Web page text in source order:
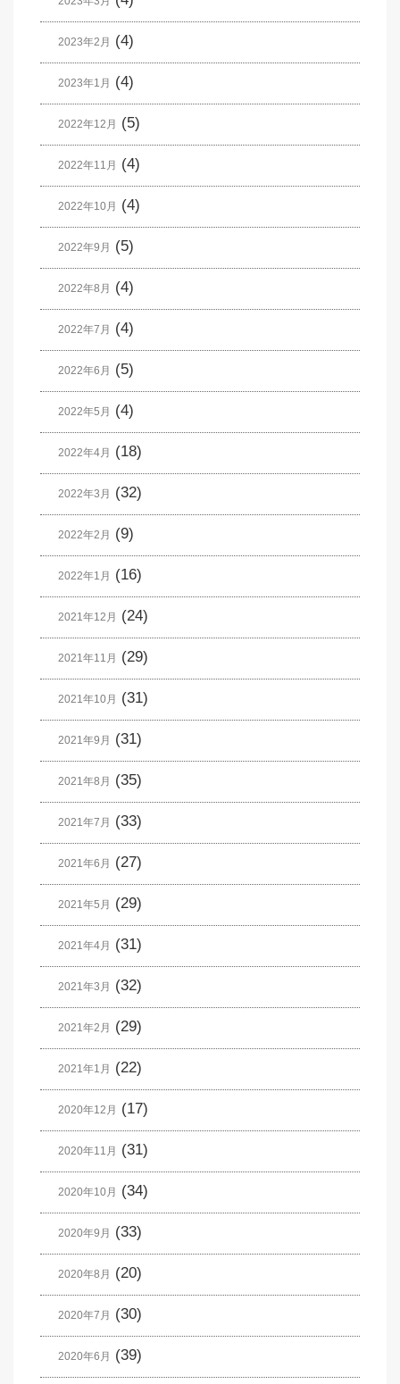
2023年2月 (4)
2023年1月 (4)
2022年12月 (5)
2022年11月 (4)
2022年10月 (4)
2022年9月 (5)
2022年8月 (4)
2022年7月 (4)
2022年6月 (5)
2022年5月 (4)
2022年4月 (18)
2022年3月 (32)
2022年2月 (9)
2022年1月 (16)
2021年12月 (24)
2021年11月 (29)
2021年10月 (31)
2021年9月 (31)
2021年8月 (35)
2021年7月 (33)
2021年6月 (27)
2021年5月 (29)
2021年4月 (31)
2021年3月 (32)
2021年2月 (29)
2021年1月 (22)
2020年12月 (17)
2020年11月 (31)
2020年10月 (34)
2020年9月 (33)
2020年8月 (20)
2020年7月 (30)
2020年6月 (39)